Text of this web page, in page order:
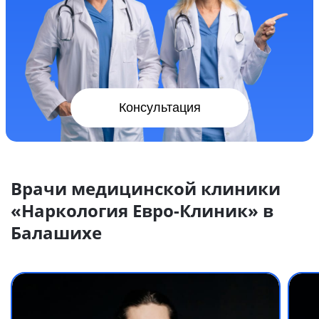
Консультация
Врачи медицинской клиники
«Наркология Евро-Клиник» в
Балашихе